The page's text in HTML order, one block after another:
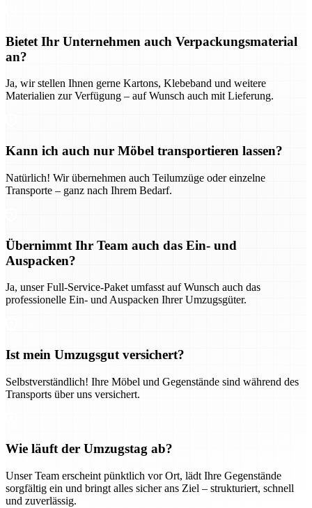
Bietet Ihr Unternehmen auch Verpackungsmaterial
an?
Ja, wir stellen Ihnen gerne Kartons, Klebeband und weitere
Materialien zur Verfügung – auf Wunsch auch mit Lieferung.
Kann ich auch nur Möbel transportieren lassen?
Natürlich! Wir übernehmen auch Teilumzüge oder einzelne
Transporte – ganz nach Ihrem Bedarf.
Übernimmt Ihr Team auch das Ein- und
Auspacken?
Ja, unser Full-Service-Paket umfasst auf Wunsch auch das
professionelle Ein- und Auspacken Ihrer Umzugsgüter.
Ist mein Umzugsgut versichert?
Selbstverständlich! Ihre Möbel und Gegenstände sind während des
Transports über uns versichert.
Wie läuft der Umzugstag ab?
Unser Team erscheint pünktlich vor Ort, lädt Ihre Gegenstände
sorgfältig ein und bringt alles sicher ans Ziel – strukturiert, schnell
und zuverlässig.